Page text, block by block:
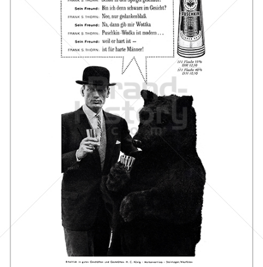
PUSCHKIN Berentzen-Gruppe AG